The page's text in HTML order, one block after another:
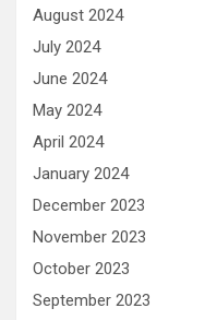
August 2024
July 2024
June 2024
May 2024
April 2024
January 2024
December 2023
November 2023
October 2023
September 2023